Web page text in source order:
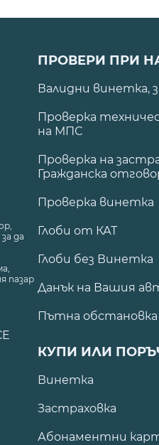
да
пазар
ПРОВЕРИ ПРИ
Валидни винетка,
Проверка
на МПС
Проверка на
Гражданска
Проверка винетка
Глоби от КАТ
Глоби без Винетка
Данък на Вашия
Пътна обстановка
КУПИ ИЛИ
Винетка
Застраховка
Абонаментни